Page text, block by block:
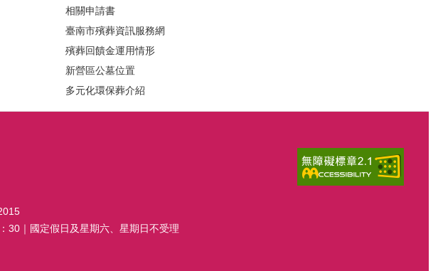
相關申請書
臺南市殯葬資訊服務網
殯葬回饋金運用情形
新營區公墓位置
多元化環保葬介紹
｜國定假日及星期六、星期日不受理